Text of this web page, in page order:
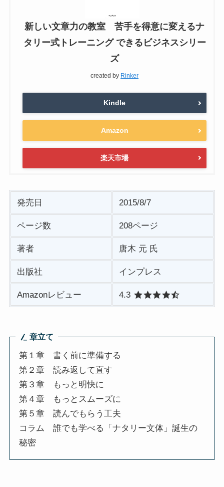
新しい文章力の教室 苦手を得意に変えるナ
タリー式トレーニング できるビジネスシリー
ズ
created by Rinker
Kindle
Amazon
楽天市場
発売日 2015/8/7
ページ数 208ページ
著者 唐木 元 氏
出版社 インプレス
Amazonレビュー 4.3
章立て
第１章 書く前に準備する
第２章 読み返して直す
第３章 もっと明快に
第４章 もっとスムーズに
第５章 読んでもらう工夫
コラム 誰でも学べる「ナタリー文体」誕生の
秘密